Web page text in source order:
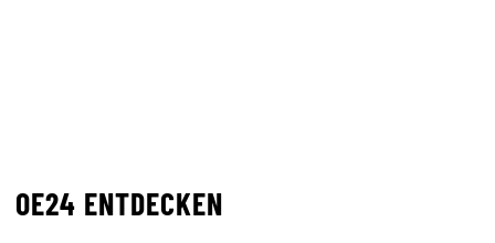
OE24 ENTDECKEN